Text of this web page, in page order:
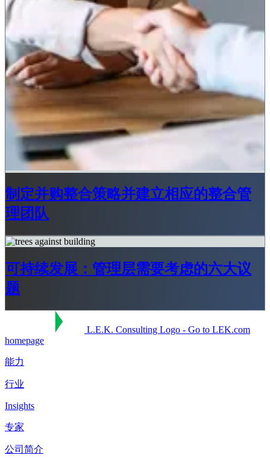
制定并购整合策略并建立相应的整合管
理团队
可持续发展：管理层需要考虑的六大议
题
L.E.K. Consulting Logo - Go to LEK.com
homepage
能力
行业
Insights
专家
公司简介